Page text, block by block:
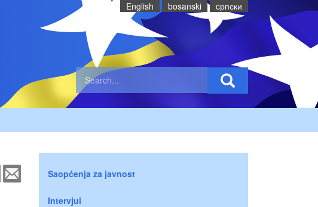
English bosanski cрпски
Saopćenja za javnost
Intervjui